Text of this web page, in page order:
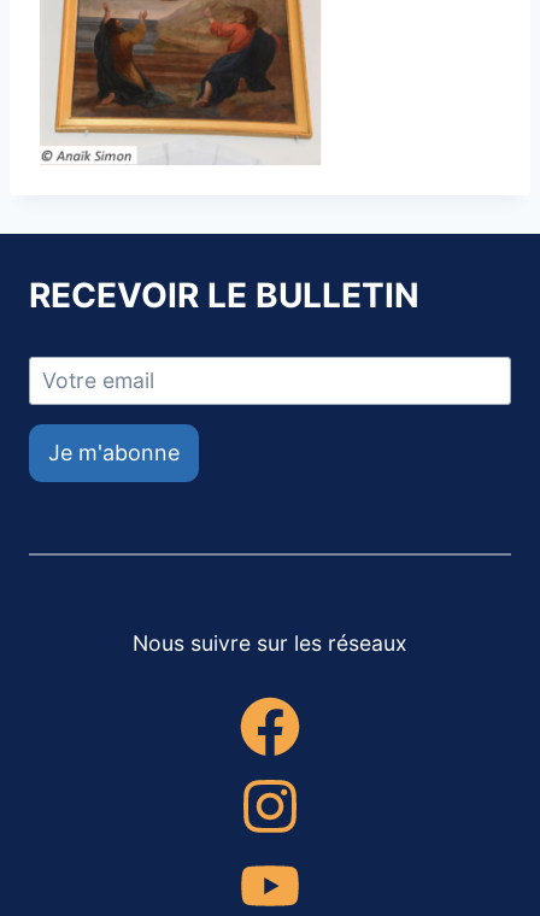
RECEVOIR LE BULLETIN
Je m'abonne
Nous suivre sur les réseaux